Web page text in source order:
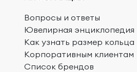
Вопросы и ответы
Ювелирная энциклопедия
Как узнать размер кольца
Корпоративным клиентам
Список брендов